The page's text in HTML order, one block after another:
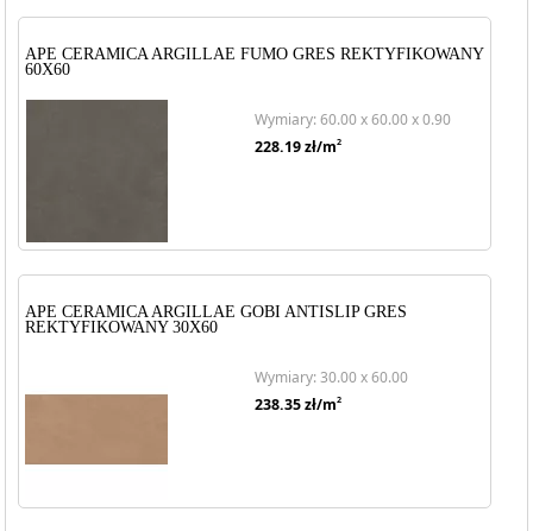
APE CERAMICA ARGILLAE FUMO GRES REKTYFIKOWANY
60X60
Wymiary: 60.00 x 60.00 x 0.90
228.19zł/m2
APE CERAMICA ARGILLAE GOBI ANTISLIP GRES
REKTYFIKOWANY 30X60
Wymiary: 30.00 x 60.00
238.35zł/m2